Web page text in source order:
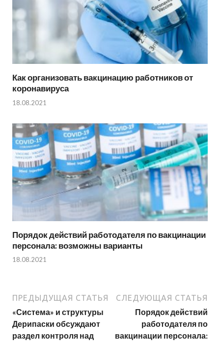
Как организовать вакцинацию работников от
коронавируса
18.08.2021
Порядок действий работодателя по вакцинации
персонала: возможны варианты
18.08.2021
ПРЕДЫДУЩАЯ СТАТЬЯ
«Система» и структуры
Дерипаски обсуждают
раздел контроля над
СЛЕДУЮЩАЯ СТАТЬЯ
Порядок действий
работодателя по
вакцинации персонала: